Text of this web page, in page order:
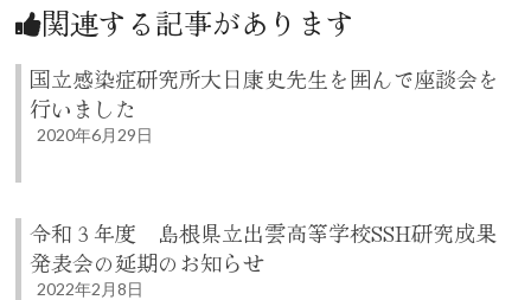
関連する記事があります
国立感染症研究所大日康史先生を囲んで座談会を
行いました
2020年6月29日
令和３年度 島根県立出雲高等学校SSH研究成果
発表会の延期のお知らせ
2022年2月8日